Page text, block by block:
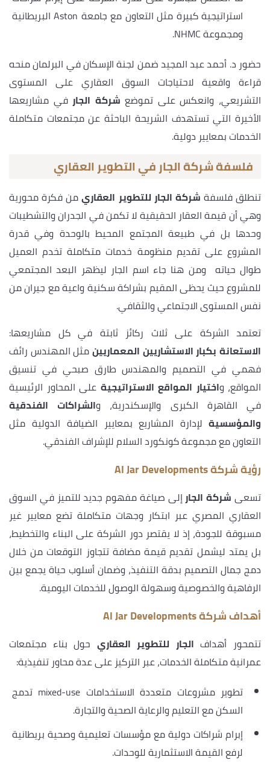
استراتيجية كبيرة مثل التعاون مع جامعة Aston البريطانية
ومجموعة NHMC.
حضور د. أحمد عبد المجيد ضمن لجنة الإسكان في البرلمان منحه
قراءة واقعية لاحتياجات السوق العقاري على المستوى
التشريعي، وانعكس على تموضع شركة الجار في مشاريعها
الأخيرة التي تستهدف الشريحة الباحثة عن مجتمعات متكاملة
الخدمات بمعايير دولية.
فلسفة شركة الجار في التطوير العقاري
تنطلق فلسفة شركة الجار للتطوير العقاريمن فكرة محورية
وهي أن قيمة العقار الحقيقية لا تكمن في الجدران والتشطيبات
وحدها بل في طبيعة المجتمع المحيط بالوحدة وفي قدرة
المشروع على تقديم منظومة خدمات متكاملة تخدم العميل
طوال حياته ومن هنا جاء اسم الجار ليظهر البعد المجتمعي
للمشروع حيث يحظى المقيم بشراكة سكنية واعية مع جيران من
نفس المستوى الاجتماعي والثقافي.
تعتمد الشركة على ثلاث ركائز ثابتة في كل مشاريعها:
الاستعانة بكبار الاستشاريين المعماريينمثل المهندس رائف
فهمي في التصميم والمهندس طارق صبحي في تنسيق
المواقع، واختيار المواقع الاستراتيجية على المحاور الرئيسية
في القاهرة الكبرى والإسكندرية، والشراكات الفندقية
والمؤسسية لإدارة المشاريع بمعايير الضيافة الدولية مثل
التعاون مع مجموعة كونكورد السلام للإشراف الفندقي.
رؤية شركة Al Jar Developments
تسعى شركة الجار إلى صياغة مفهوم جديد للتميز في السوق
العقاري المصري عبر ابتكار وجهات متكاملة تضع معايير غير
مسبوقة للجودة، إذ لا يقتصر دور الشركة على البناء والتخطيط،
بل يمتد ليشمل تقديم قيمة مضافة تتجاوز التوقعات من خلال
دمج جمال التصميم بدقة التنفيذ، وضمان أسلوب حياة يجمع بين
الرفاهية والخصوصية وسهولة الوصول للخدمات اليومية.
أهداف شركة Al Jar Developments
تتمحور أهداف الجار للتطوير العقاري حول بناء مجتمعات
عمرانية متكاملة الخدمات، عبر التركيز على عدة محاور تنفيذية:
تطوير مشروعات متعددة الاستخدامات mixed-use تدمج
السكن مع التعليم والرعاية الصحية والتجارة.
إبرام شراكات دولية مع مؤسسات تعليمية وصحية بريطانية
لرفع القيمة الاستثمارية للوحدات.